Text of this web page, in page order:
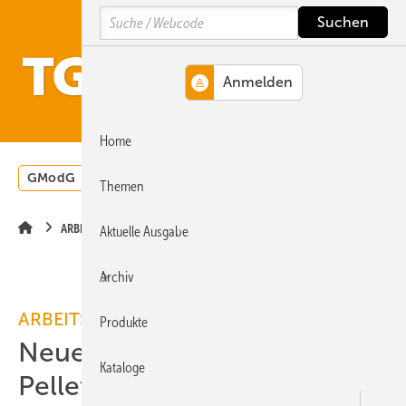
Hauptinhalt
Hauptmenü
SiteSearch
GModG Wärmepumpe
ARBEITSHILFE
ARBEITSHILFE
Neue Marktübersicht
Pelletheizungen
Search
Home
Themen
Aktuelle Ausgabe
Archiv
Produkte
Kataloge